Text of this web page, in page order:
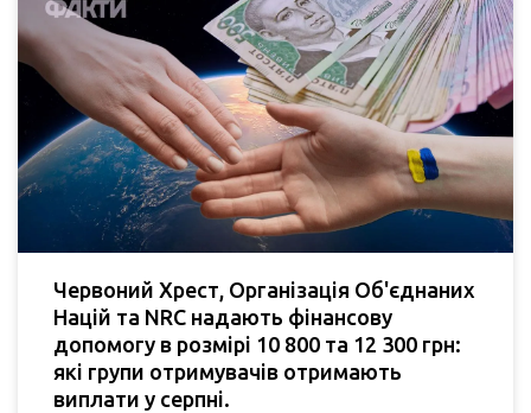
Червоний Хрест, Організація Об'єднаних
Націй та NRC надають фінансову
допомогу в розмірі 10 800 та 12 300 грн:
які групи отримувачів отримають
виплати у серпні.